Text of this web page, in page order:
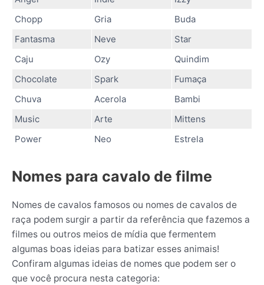
Chopp
Gria
Buda
Fantasma
Neve
Star
Caju
Ozy
Quindim
Chocolate
Spark
Fumaça
Chuva
Acerola
Bambi
Music
Arte
Mittens
Power
Neo Estrela
Nomes para cavalo de filme
Nomes de cavalos famosos ou nomes de cavalos de
raça podem surgir a partir da referência que fazemos a
filmes ou outros meios de mídia que fermentem
algumas boas ideias para batizar esses animais!
Confiram algumas ideias de nomes que podem ser o
que você procura nesta categoria: